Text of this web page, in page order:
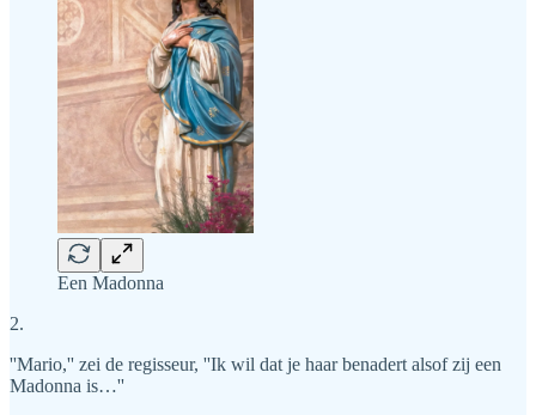
Een Madonna
2.
''Mario,'' zei de regisseur, ''Ik wil dat je haar benadert alsof zij een
Madonna is…''